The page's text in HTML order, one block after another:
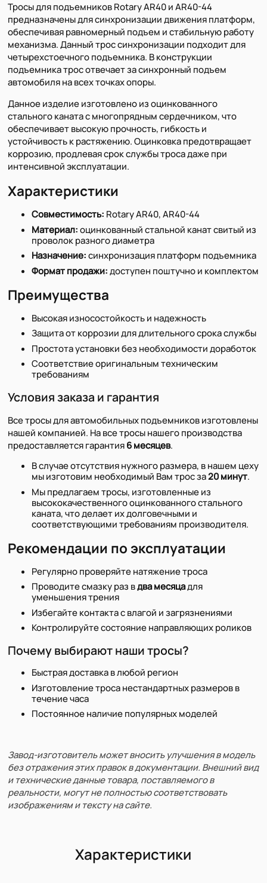
Тросы для подъемников Rotary AR40 и AR40-44
предназначены для синхронизации движения платформ,
обеспечивая равномерный подъем и стабильную работу
механизма. Данный трос синхронизации подходит для
четырехстоечного подъемника. В конструкции
подъемника трос отвечает за синхронный подъем
автомобиля на всех точках опоры.
Данное изделие изготовлено из оцинкованного
стального каната с многопрядным сердечником, что
обеспечивает высокую прочность, гибкость и
устойчивость к растяжению. Оцинковка предотвращает
коррозию, продлевая срок службы троса даже при
интенсивной эксплуатации.
Характеристики
Совместимость: Rotary AR40, AR40-44
Материал:оцинкованный стальной канат свитый из
проволок разного диаметра
Назначение:синхронизация платформ подъемника
Формат продажи:доступен поштучно и комплектом
Преимущества
Высокая износостойкость и надежность
Защита от коррозии для длительного срока службы
Простота установки без необходимости доработок
Соответствие оригинальным техническим
требованиям
Условия заказа и гарантия
Все тросы для автомобильных подъемников изготовлены
нашей компанией. На все тросы нашего производства
предоставляется гарантия6 месяцев.
В случае отсутствия нужного размера, в нашем цеху
мы изготовим необходимый Вам трос за20 минут.
Мы предлагаем тросы, изготовленные из
высококачественного оцинкованного стального
каната, что делает их долговечными и
соответствующими требованиям производителя.
Рекомендации по эксплуатации
Регулярно проверяйте натяжение троса
Проводите смазку раз вдва месяцадля
уменьшения трения
Избегайте контакта с влагой и загрязнениями
Контролируйте состояние направляющих роликов
Почему выбирают наши тросы?
Быстрая доставка в любой регион
Изготовление троса нестандартных размеров в
течение часа
Постоянное наличие популярных моделей
Завод-изготовитель может вносить улучшения в модель
без отражения этих правок в документации. Внешний вид
и технические данные товара, поставляемого в
реальности, могут не полностью соответствовать
изображениям и тексту на сайте.
Характеристики